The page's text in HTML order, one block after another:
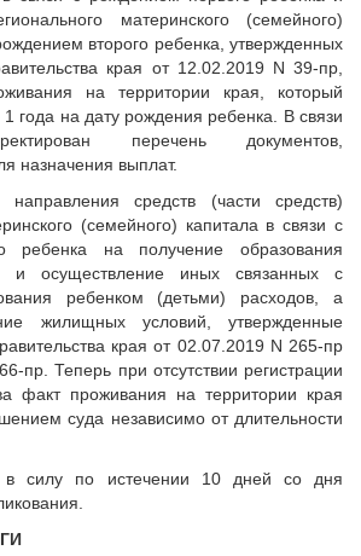
материнского (семейного)
второго ребенка, утвержденных
края от 12.02.2019 N 39-пр,
на территории края, который
года на дату рождения ребенка. В связи
перечень документов,
назначения выплат.
средств (части средств)
(семейного) капитала в связи с
ребенка на получение образования
и осуществление иных связанных с
ребенком (детьми) расходов, а
жилищных условий, утвержденные
края от 02.07.2019 N 265-пр
пр. Теперь при отсутствии регистрации
факт проживания на территории края
суда независимо от длительности
в силу по истечении 10 дней со дня